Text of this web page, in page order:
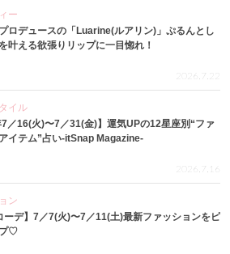
ー
ロデュースの「Luarine(ルアリン)」ぷるんとし
叶える欲張りリップに一目惚れ！
2026.7.22
イル
7／16(火)〜7／31(金)】運気UPの12星座別“ファ
イテム”占い-itSnap Magazine-
2026.7.16
ン
ーデ】7／7(火)〜7／11(土)最新ファッションをピ
プ♡